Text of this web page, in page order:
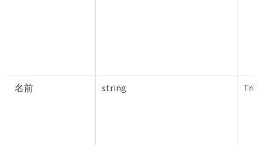
名前 string True